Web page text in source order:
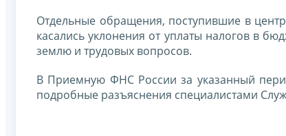
Отдельные обращения, поступившие в
касались уклонения от уплаты налогов в
землю и трудовых вопросов.
В Приемную ФНС России за указанный
подробные разъяснения специалистами